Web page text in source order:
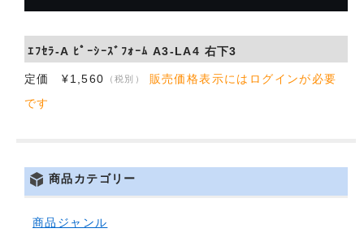
ｴﾌｾﾗ-A ﾋﾟｰｼｰｽﾞﾌｫｰﾑ A3-LA4 右下3
定価 ¥1,560 （税別）
販売価格表示にはログインが必要
です
商品カテゴリー
商品ジャンル